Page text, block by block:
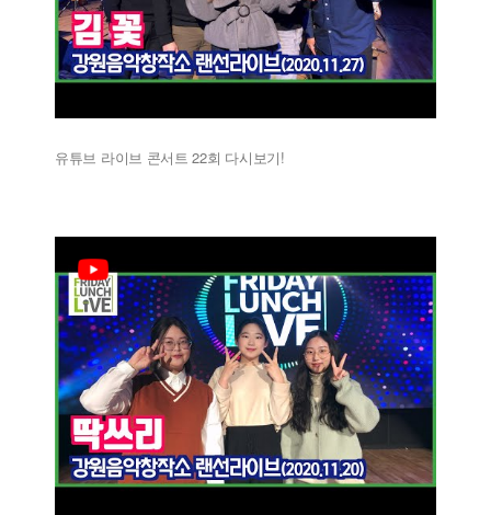
유튜브 라이브 콘서트 22회 다시보기!